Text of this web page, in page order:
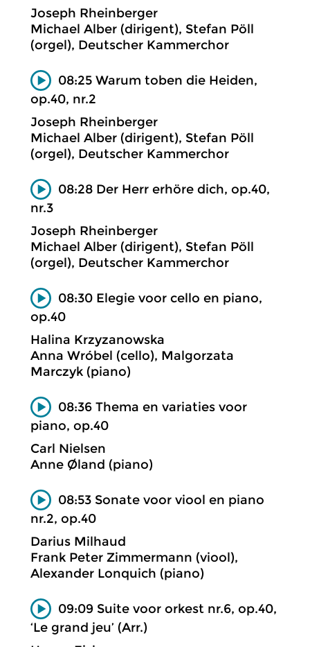
Joseph Rheinberger
Michael Alber (dirigent), Stefan Pöll
(orgel), Deutscher Kammerchor
08:25 Warum toben die Heiden,
op.40, nr.2
Joseph Rheinberger
Michael Alber (dirigent), Stefan Pöll
(orgel), Deutscher Kammerchor
08:28 Der Herr erhöre dich, op.40,
nr.3
Joseph Rheinberger
Michael Alber (dirigent), Stefan Pöll
(orgel), Deutscher Kammerchor
08:30 Elegie voor cello en piano,
op.40
Halina Krzyzanowska
Anna Wróbel (cello), Malgorzata
Marczyk (piano)
08:36 Thema en variaties voor
piano, op.40
Carl Nielsen
Anne Øland (piano)
08:53 Sonate voor viool en piano
nr.2, op.40
Darius Milhaud
Frank Peter Zimmermann (viool),
Alexander Lonquich (piano)
09:09 Suite voor orkest nr.6, op.40,
‘Le grand jeu’ (Arr.)